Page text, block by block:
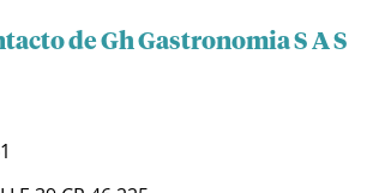
de Gh Gastronomia S A S